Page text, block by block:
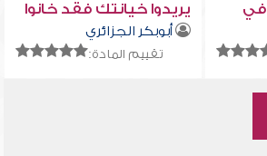
في
يريدوا خيانتك فقد خانوا
الله من قبل...)
أبوبكر الجزائري
تقييم المادة: